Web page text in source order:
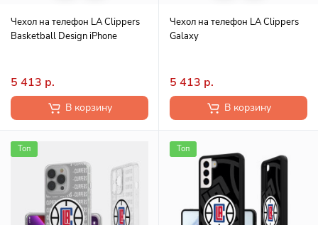
Чехол на телефон LA Clippers
Basketball Design iPhone
5 413 р.
В корзину
Чехол на телефон LA Clippers
Galaxy
5 413 р.
В корзину
Топ Топ